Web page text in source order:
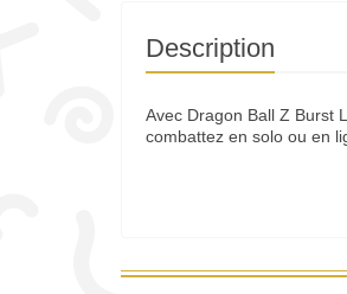
Description
Avec Dragon Ball Z Burst
combattez en solo ou en